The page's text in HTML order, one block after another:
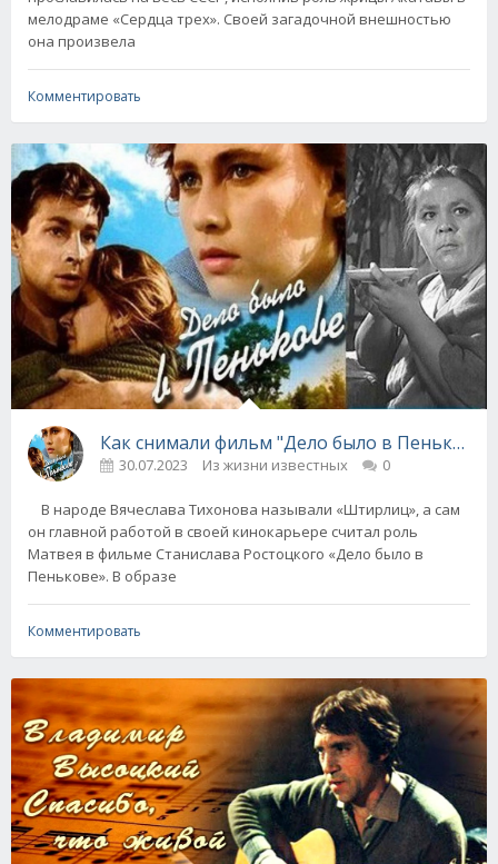
мелодраме «Сердца трех». Своей загадочной внешностью
она произвела
Комментировать
Как снимали фильм "Дело было в Пенькове"
30.07.2023 Из жизни известных 0
В народе Вячеслава Тихонова называли «Штирлиц», а сам
он главной работой в своей кинокарьере считал роль
Матвея в фильме Станислава Ростоцкого «Дело было в
Пенькове». В образе
Комментировать